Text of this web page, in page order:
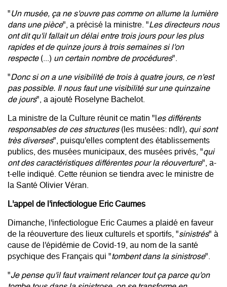
"Un musée, ça ne s'ouvre pas comme on allume la lumière
dans une pièce", a précisé la ministre. "Les directeurs nous
ont dit qu'il fallait un délai entre trois jours pour les plus
rapides et de quinze jours à trois semaines si l'on
respecte (...) un certain nombre de procédures".
"Donc si on a une visibilité de trois à quatre jours, ce n'est
pas possible. Il nous faut une visibilité sur une quinzaine
de jours", a ajouté Roselyne Bachelot.
La ministre de la Culture réunit ce matin "l es différents
responsables de ces structures (les musées: ndlr), qui sont
très diverses", puisqu'elles comptent des établissements
publics, des musées municipaux, des musées privés, "qui
ont des caractéristiques différentes pour la réouverture", a-
t-elle indiqué. Cette réunion se tiendra avec le ministre de
la Santé Olivier Véran.
L'appel de l'infectiologue Eric Caumes
Dimanche, l'infectiologue Eric Caumes a plaidé en faveur
de la réouverture des lieux culturels et sportifs, "sinistrés" à
cause de l'épidémie de Covid-19, au nom de la santé
psychique des Français qui "tombent dans la sinistrose".
"Je pense qu'il faut vraiment relancer tout ça parce qu'on